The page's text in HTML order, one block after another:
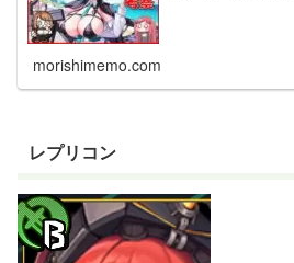
morishimemo.com
レプリコン